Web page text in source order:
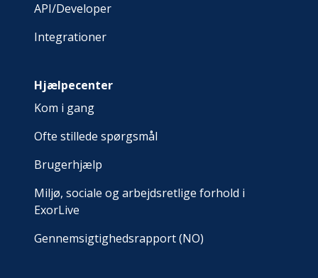
API/Developer
Integrationer
Hjælpecenter
Kom i gang
Ofte stillede spørgsmål
Brugerhjælp
Miljø, sociale og arbejdsretlige forhold i
ExorLive
Gennemsigtighedsrapport (NO)